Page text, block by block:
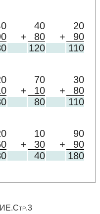
40
20
+ 80 +
90
120 110
70
30
+ 10 +
80
80 110
10
90
+ 30 +
90
40 180